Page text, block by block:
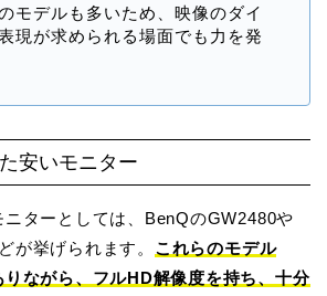
モデルも多いため、映像のダイ
現が求められる場面でも力を発
安いモニター
ターとしては、BenQのGW2480や
が挙げられます。 これらのモデル
ながら、フルHD解像度を持ち、十分